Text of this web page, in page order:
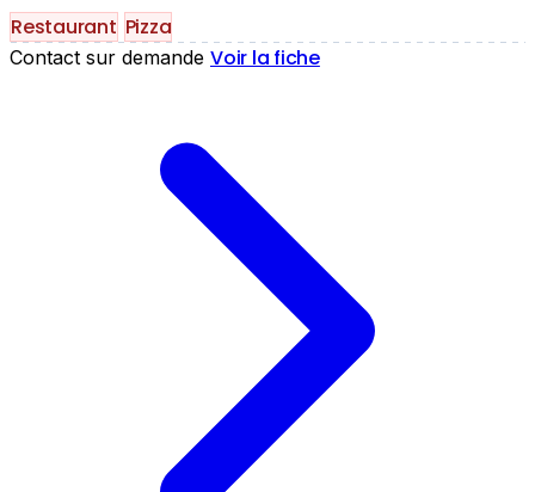
Restaurant Pizza
Contact sur demande Voir la fiche